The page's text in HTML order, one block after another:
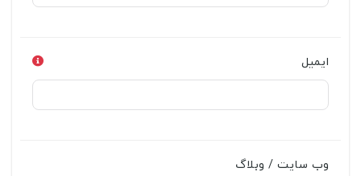
ایمیل
وب سایت / وبلاگ